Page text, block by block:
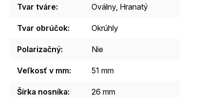
Tvar tváre: Oválny, Hranatý
Tvar obrúčok: Okrúhly
Polarizačný: Nie
Veľkosť v mm: 51 mm
Šírka nosníka: 26 mm